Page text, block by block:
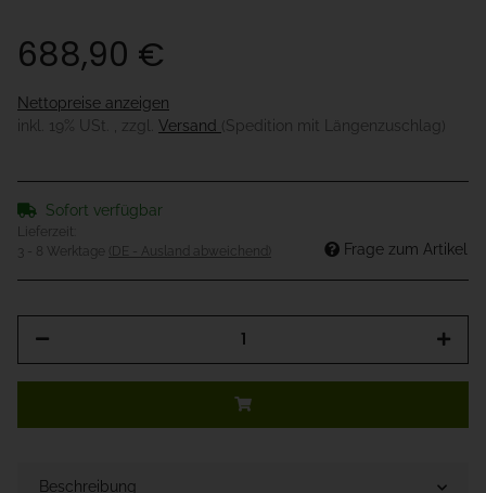
688,90 €
Nettopreise anzeigen
inkl. 19% USt. , zzgl. Versand (Spedition mit Längenzuschlag)
Sofort verfügbar
Lieferzeit:
3 - 8 Werktage
(DE - Ausland abweichend) Frage zum Artikel
Beschreibung